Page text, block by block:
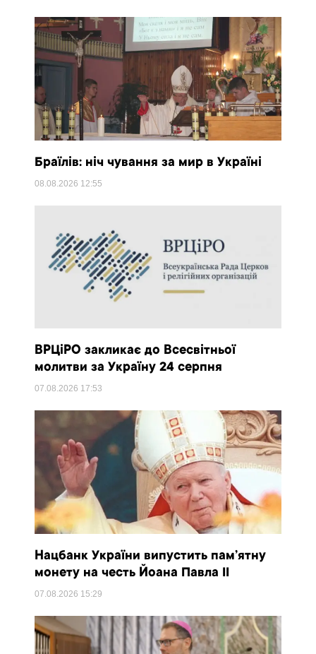
Браїлів: ніч чування за мир в Україні
08.08.2026 12:55
ВРЦіРО закликає до Всесвітньої
молитви за Україну 24 серпня
07.08.2026 17:53
Нацбанк України випустить пам’ятну
монету на честь Йоана Павла II
07.08.2026 15:29